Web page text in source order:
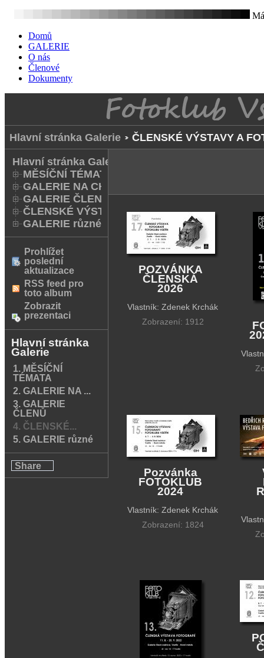
Domů
GALERIE
O nás
Členové
Dokumenty
Hlavní stránka Galerie ČLENSKÉ VÝSTAVY A
Hlavní stránka Galerie
MĚSÍČNÍ TÉMATA
GALERIE NA CHODNÍKU
GALERIE ČLENŮ
ČLENSKÉ VÝSTAVY A FOTO Q
GALERIE různé
Prohlížet
poslední
aktualizace
RSS feed pro
toto album
Zobrazit
prezentaci
Hlavní stránka
Galerie
1. MĚSÍČNÍ
TÉMATA
2. GALERIE NA ...
3. GALERIE
ČLENŮ
4. ČLENSKÉ...
5. GALERIE různé
Share
POZVÁNKA
ČLENSKÁ
2026
Vlastník: Zdenek Krchák
Zobrazení: 1912
Pozvánka
FOTOKLUB
2024
Vlastník: Zdenek Krchák
Zobrazení: 1824